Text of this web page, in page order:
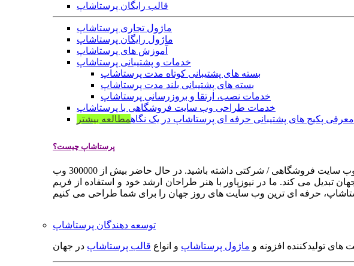
قالب رایگان پرستاشاپ
ماژول تجاری پرستاشاپ
ماژول رایگان پرستاشاپ
آموزش های پرستاشاپ
خدمات و پشتیبانی پرستاشاپ
بسته های پشتیبانی کوتاه مدت پرستاشاپ
بسته های پشتیبانی بلند مدت پرستاشاپ
خدمات نصب، ارتقا و بروزرسانی پرستاشاپ
خدمات طراحی وب سایت فروشگاهی با پرستاشاپ
معرفی پکیج های پشتیبانی حرفه ای پرستاشاپ در یک نگاهمطالعه بیشتر
پرستاشاپ چیست؟
پرستاشاپ یک سیستم مدیریت وب سایت / فروشگاه آنلاین اپن سورس است که به شما کمک می کند به سرعت یک وب سایت فروشگاهی / شرکتی داشته باشید. در حال حاضر بیش از 300000 وب
می کند. ما در نیوزپاور با هنر طراحان ارشد خود و استفاده از فریم
توسعه دهندگان پرستاشاپ
تولیدکننده افزونه و ماژول پرستاشاپ و انواع قالب پرستاشاپ در جهان